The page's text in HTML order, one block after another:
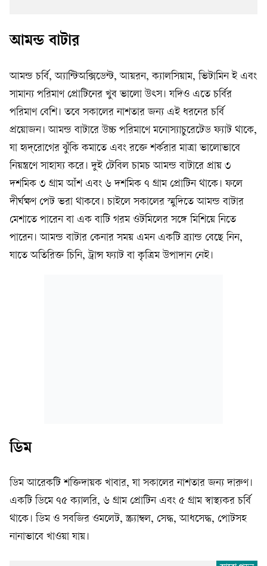
আমন্ড বাটার
আমন্ড চর্বি, অ্যান্টিঅক্সিডেন্ট, আয়রন, ক্যালসিয়াম, ভিটামিন ই এবং
সামান্য পরিমাণ প্রোটিনের খুব ভালো উৎস। যদিও এতে চর্বির
পরিমাণ বেশি। তবে সকালের নাশতার জন্য এই ধরনের চর্বি
প্রয়োজন। আমন্ড বাটারে উচ্চ পরিমাণে মনোস্যাচুরেটেড ফ্যাট থাকে,
যা হৃদ্‌রোগের ঝুঁকি কমাতে এবং রক্তে শর্করার মাত্রা ভালোভাবে
নিয়ন্ত্রণে সাহায্য করে। দুই টেবিল চামচ আমন্ড বাটারে প্রায় ৩
দশমিক ৩ গ্রাম আঁশ এবং ৬ দশমিক ৭ গ্রাম প্রোটিন থাকে। ফলে
দীর্ঘক্ষণ পেট ভরা থাকবে। চাইলে সকালের স্মুদিতে আমন্ড বাটার
মেশাতে পারেন বা এক বাটি গরম ওটমিলের সঙ্গে মিশিয়ে নিতে
পারেন। আমন্ড বাটার কেনার সময় এমন একটি ব্র্যান্ড বেছে নিন,
যাতে অতিরিক্ত চিনি, ট্রান্স ফ্যাট বা কৃত্রিম উপাদান নেই।
ডিম
ডিম আরেকটি শক্তিদায়ক খাবার, যা সকালের নাশতার জন্য দারুণ।
একটি ডিমে ৭৫ ক্যালরি, ৬ গ্রাম প্রোটিন এবং ৫ গ্রাম স্বাস্থ্যকর চর্বি
থাকে। ডিম ও সবজির ওমলেট, স্ক্র্যাম্বল, সেদ্ধ, আধসেদ্ধ, পোটসহ
নানাভাবে খাওয়া যায়।